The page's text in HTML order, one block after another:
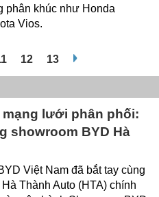
phân khúc như Honda
Vios.
12 13
lưới phân phối:
showroom BYD Hà
Việt Nam đã bắt tay cùng
Thành Auto (HTA) chính